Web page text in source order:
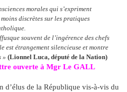
morales qui s’expriment
discrètes sur les pratiques
souvent de l’ingérence des chefs
est étrangement silencieuse et montre
» (Lionnel Luca, député de la Nation)
ouverte à Mgr Le GALL
de la République vis-à-vis du